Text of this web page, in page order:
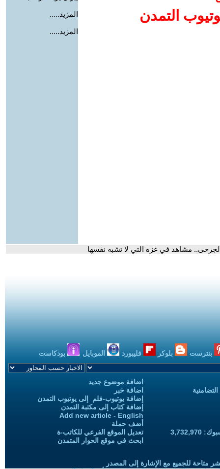
التمدن
المزيد.....
المزيد.....
مشاهد في غزة التي لا تشبه نفسها
بنترست بلوكر فليبورد الموبايل بودكاست
اضافة موضوع جديد
اضافة خبر
إضافة يوتيوب-فلم إلى يوتيوب التمدن
إضافة كتاب إلى مكتبة التمدن
Add new article - English
أضف حملة
تعديل الموقع الفرعي للكاتب-ة
ابحث في موقع الحوار المتمدن
متاحة للجميع مع الإشارة إلى المصدر